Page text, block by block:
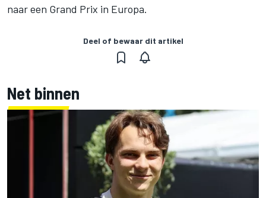
naar een Grand Prix in Europa.
Deel of bewaar dit artikel
Net binnen